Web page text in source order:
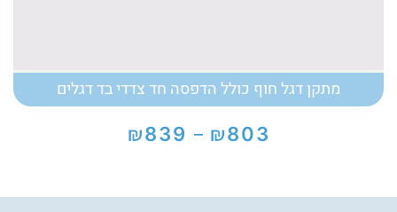
מתקן דגל חוף כולל הדפסה חד צדדי בד דגלים
₪803
–
₪839טווח
עד